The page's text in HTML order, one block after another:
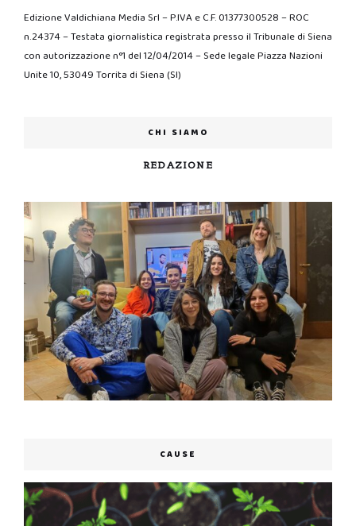
Edizione Valdichiana Media Srl – P.IVA e C.F. 01377300528 – ROC
n.24374 – Testata giornalistica registrata presso il Tribunale di Siena
con autorizzazione n°1 del 12/04/2014 – Sede legale Piazza Nazioni
Unite 10, 53049 Torrita di Siena (SI)
CHI SIAMO
REDAZIONE
CAUSE